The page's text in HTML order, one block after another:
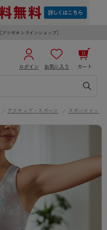
ツギオンラインショップ］
ログイン お気に入り カート
0
入で送料無料
会員登録
KIDS
アクティブ・スポーツ スポーツトップ